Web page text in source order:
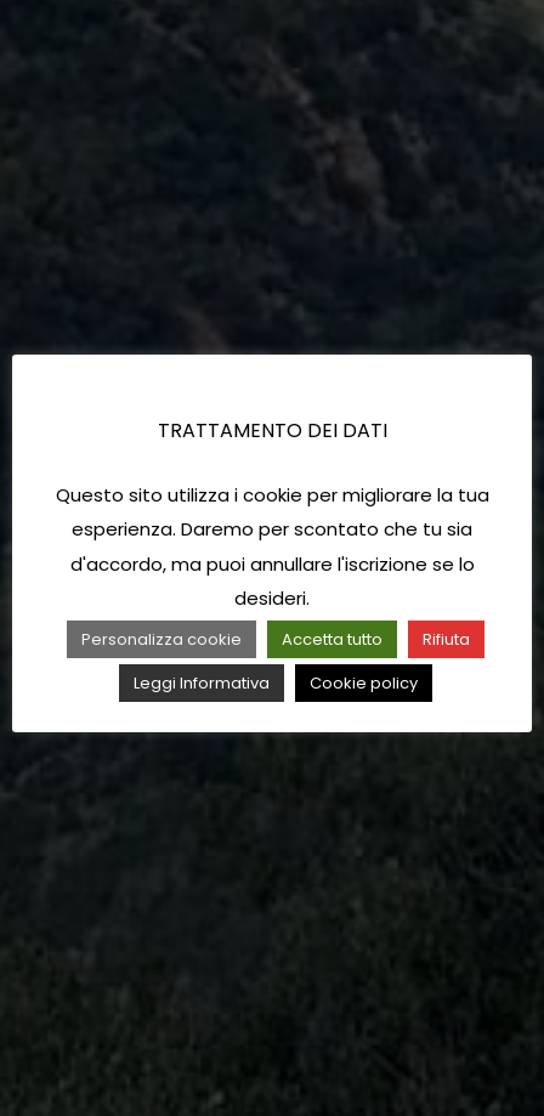
TRATTAMENTO DEI DATI
Questo sito utilizza i cookie per migliorare la tua
esperienza. Daremo per scontato che tu sia
d'accordo, ma puoi annullare l'iscrizione se lo
desideri.
Personalizza cookie Accetta tutto
Rifiuta
Leggi Informativa
Cookie policy